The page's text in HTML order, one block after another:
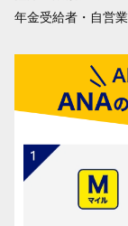
年金受給者・自営